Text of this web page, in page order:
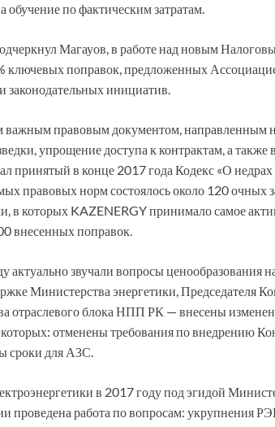
обучение по фактическим затратам.
Магауов, в работе над новым
ключевых поправок, предложенных
законодательных инициатив.
правовым документом, направленным
упрощение доступа к контрактам, а
принятый в конце 2017 года Кодекс «О
правовых норм состоялось около 120 очных
в которых KAZENERGY принимало самое
внесенных поправок.
актуально звучали вопросы
Министерства энергетики, Председателя
отраслевого блока НПП РК — внесены
которых: отменены требования по внедрению
сроки для АЗС.
в 2017 году под эгидой
проведена работа по вопросам: укрупнения